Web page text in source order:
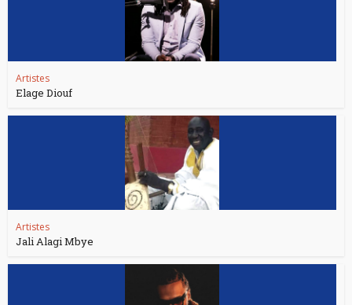
Artistes
Elage Diouf
Artistes
Jali Alagi Mbye